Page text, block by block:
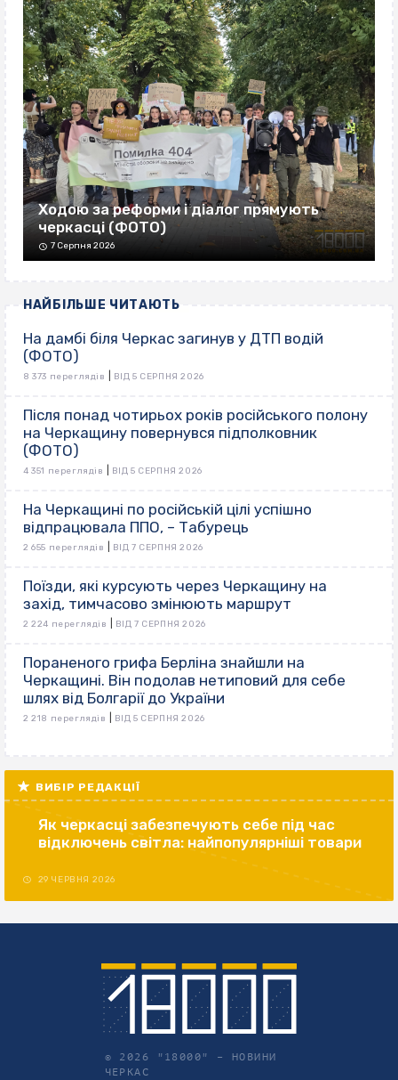
Ходою за реформи і діалог прямують
черкасці (ФОТО)
7 Серпня 2026
НАЙБІЛЬШЕ ЧИТАЮТЬ
На дамбі біля Черкас загинув у ДТП водій
(ФОТО)
8 373 переглядів ВІД 5 СЕРПНЯ 2026
Після понад чотирьох років російського полону
на Черкащину повернувся підполковник
(ФОТО)
4 351 переглядів ВІД 5 СЕРПНЯ 2026
На Черкащині по російській цілі успішно
відпрацювала ППО, – Табурець
2 655 переглядів ВІД 7 СЕРПНЯ 2026
Поїзди, які курсують через Черкащину на
захід, тимчасово змінюють маршрут
2 224 переглядів ВІД 7 СЕРПНЯ 2026
Пораненого грифа Берліна знайшли на
Черкащині. Він подолав нетиповий для себе
шлях від Болгарії до України
2 218 переглядів ВІД 5 СЕРПНЯ 2026
ВИБІР РЕДАКЦІЇ
Як черкасці забезпечують себе під час
відключень світла: найпопулярніші товари
29 ЧЕРВНЯ 2026
© 2026 "18000" – НОВИНИ
ЧЕРКАС